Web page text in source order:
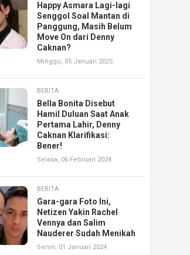
Happy Asmara Lagi-lagi
Senggol Soal Mantan di
Panggung, Masih Belum
Move On dari Denny
Caknan?
Minggu, 05 Januari 2025
BERITA
Bella Bonita Disebut
Hamil Duluan Saat Anak
Pertama Lahir, Denny
Caknan Klarifikasi:
Bener!
Selasa, 06 Februari 2024
BERITA
Gara-gara Foto Ini,
Netizen Yakin Rachel
Vennya dan Salim
Nauderer Sudah Menikah
Senin, 01 Januari 2024